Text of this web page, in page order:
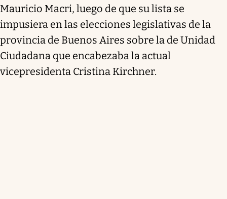
Mauricio Macri, luego de que su lista se
impusiera en las elecciones legislativas de la
provincia de Buenos Aires sobre la de Unidad
Ciudadana que encabezaba la actual
vicepresidenta Cristina Kirchner.